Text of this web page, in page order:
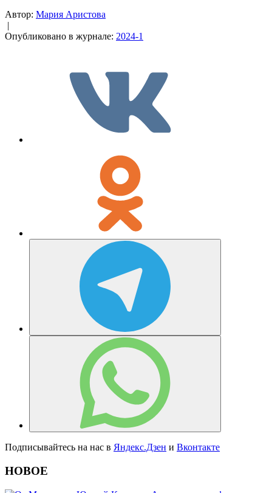
Автор: Мария Аристова
|
Опубликовано в журнале: 2024-1
Подписывайтесь на нас в Яндекс.Дзен и Вконтакте
НОВОЕ